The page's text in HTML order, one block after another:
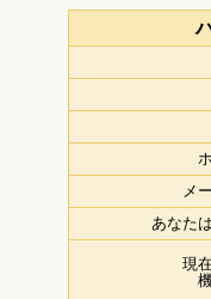
メ
あなた
現